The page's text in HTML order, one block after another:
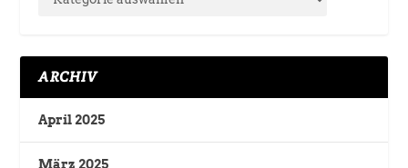
ARCHIV
April 2025
März 2025